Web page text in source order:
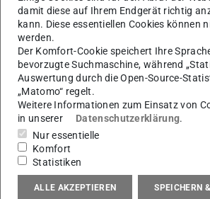
Straßenschilder wirken und die er seit
entwickelt. Sie animieren zu
scheinbar unsinnigem Handeln. Die
Möglichkeiten von Wörtern findet sich
rund zehn Meter hohen
Energiezentrale auf der Lichtwiese in
(»Wortfeld«, 2019). Es besteht aus 39
die beim Betrachten Assoziationen
greifbar machen zu können. Sie
schwerelos, von ihrer Syntax befreit.
damit diese auf Ihrem Endgerät richtig
kann. Diese essentiellen Cookies können
werden.
Der Komfort-Cookie speichert Ihre
bevorzugte Suchmaschine, während
Auswertung durch die Open-Source-
„Matomo“ regelt.
Weitere Informationen zum Einsatz von
in unserer
Datenschutzerklärung.
Nur essentielle
Komfort
Statistiken
ALLE AKZEPTIEREN SPEICHERN